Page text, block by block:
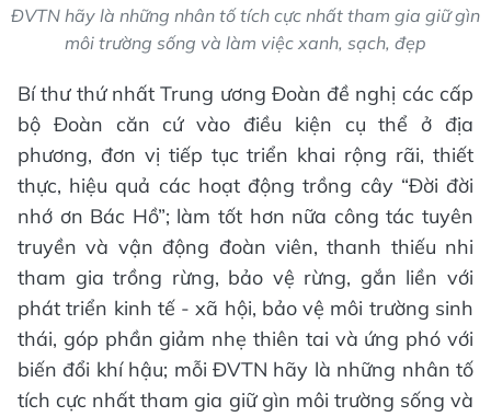
ĐVTN hãy là những nhân tố tích cực nhất tham gia giữ gìn
môi trường sống và làm việc xanh, sạch, đẹp
Bí thư thứ nhất Trung ương Đoàn đề nghị các cấp
bộ Đoàn căn cứ vào điều kiện cụ thể ở địa
phương, đơn vị tiếp tục triển khai rộng rãi, thiết
thực, hiệu quả các hoạt động trồng cây “Đời đời
nhớ ơn Bác Hồ”; làm tốt hơn nữa công tác tuyên
truyền và vận động đoàn viên, thanh thiếu nhi
tham gia trồng rừng, bảo vệ rừng, gắn liền với
phát triển kinh tế - xã hội, bảo vệ môi trường sinh
thái, góp phần giảm nhẹ thiên tai và ứng phó với
biến đổi khí hậu; mỗi ĐVTN hãy là những nhân tố
tích cực nhất tham gia giữ gìn môi trường sống và